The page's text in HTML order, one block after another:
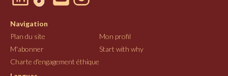
Navigation
Plan du site
Mon profil
M'abonner
Start with why
Charte d'engagement éthique